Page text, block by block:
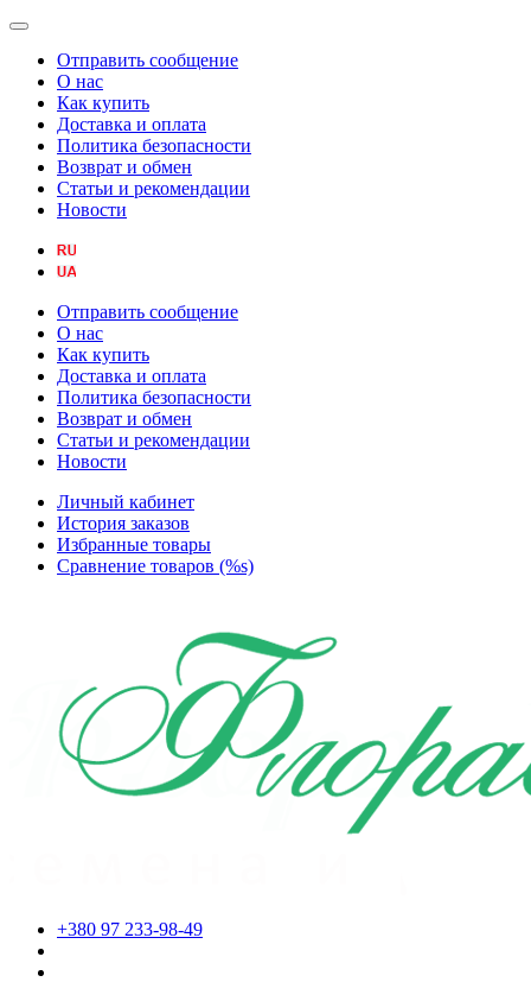
Отправить сообщение
О нас
Как купить
Доставка и оплата
Политика безопасности
Возврат и обмен
Статьи и рекомендации
Новости
Отправить сообщение
О нас
Как купить
Доставка и оплата
Политика безопасности
Возврат и обмен
Статьи и рекомендации
Новости
Личный кабинет
История заказов
Избранные товары
Сравнение товаров (%s)
+380 97 233-98-49